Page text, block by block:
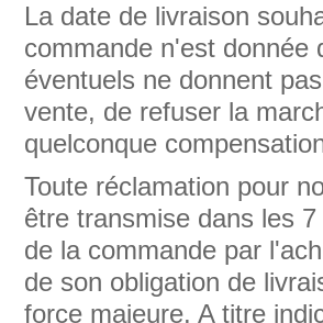
La date de livraison
commande n'est donnée
éventuels ne donnent
vente, de refuser la
quelconque
Toute réclamation pour
être transmise dans les
de la commande par
de son obligation de
force majeure. A titre